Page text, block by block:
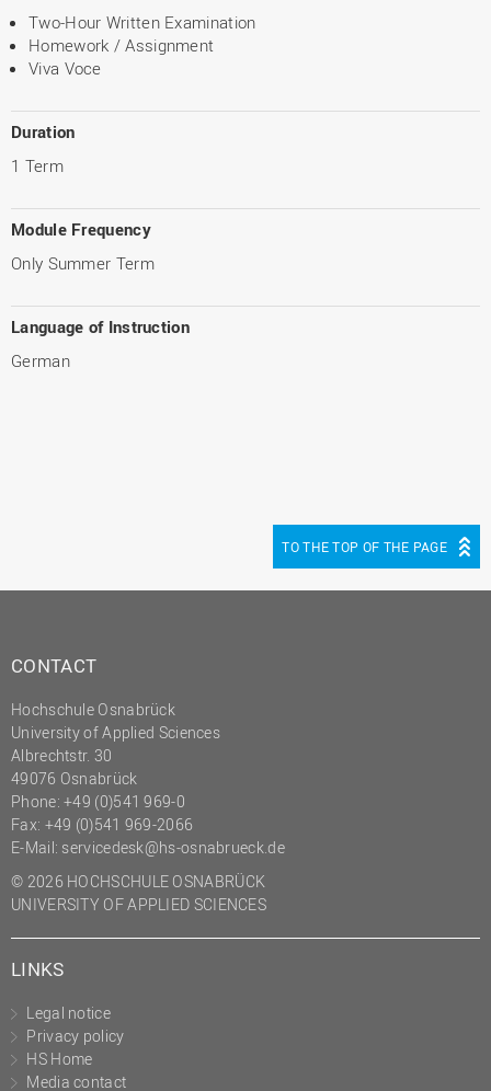
Two-Hour Written Examination
Homework / Assignment
Viva Voce
Duration
1 Term
Module Frequency
Only Summer Term
Language of Instruction
German
TO THE TOP OF THE PAGE
CONTACT
Hochschule Osnabrück
University of Applied Sciences
Albrechtstr. 30
49076 Osnabrück
Phone: +49 (0)541 969-0
Fax: +49 (0)541 969-2066
E-Mail: servicedesk@hs-osnabrueck.de
© 2026 HOCHSCHULE OSNABRÜCK
UNIVERSITY OF APPLIED SCIENCES
LINKS
Legal notice
Privacy policy
HS Home
Media contact